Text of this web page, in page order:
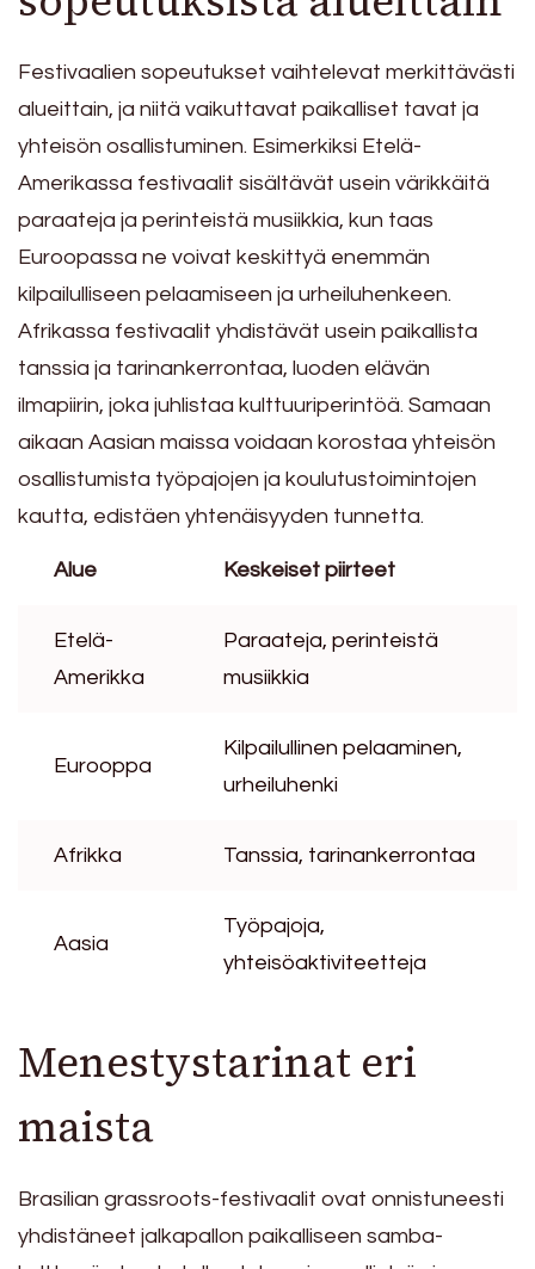
Festivaalien sopeutukset vaihtelevat merkittävästi
alueittain, ja niitä vaikuttavat paikalliset tavat ja
yhteisön osallistuminen. Esimerkiksi Etelä-
Amerikassa festivaalit sisältävät usein värikkäitä
paraateja ja perinteistä musiikkia, kun taas
Euroopassa ne voivat keskittyä enemmän
kilpailulliseen pelaamiseen ja urheiluhenkeen.
Afrikassa festivaalit yhdistävät usein paikallista
tanssia ja tarinankerrontaa, luoden elävän
ilmapiirin, joka juhlistaa kulttuuriperintöä. Samaan
aikaan Aasian maissa voidaan korostaa yhteisön
osallistumista työpajojen ja koulutustoimintojen
kautta, edistäen yhtenäisyyden tunnetta.
Alue Keskeiset piirteet
Etelä-
Amerikka
Paraateja, perinteistä
musiikkia
Eurooppa
Kilpailullinen pelaaminen,
urheiluhenki
Afrikka Tanssia, tarinankerrontaa
Aasia
Työpajoja,
yhteisöaktiviteetteja
Menestystarinat eri
maista
Brasilian grassroots-festivaalit ovat onnistuneesti
yhdistäneet jalkapallon paikalliseen samba-